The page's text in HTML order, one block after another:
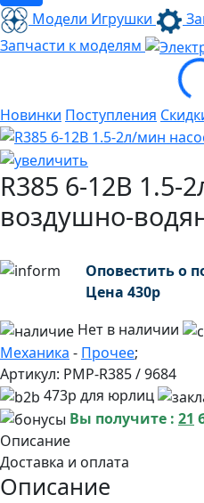
Модели Игрушки
Запчасти к моделям
Loading...
Новинки Поступления
R385 6-12В 1.5-
воздушно-
Оповестить о
Цена 430р
Нет в наличии
Механика - Прочее;
Артикул: PMP-R385 / 9684
473р для юрлиц
Вы получите : 21
Описание
Доставка и оплата
Описание